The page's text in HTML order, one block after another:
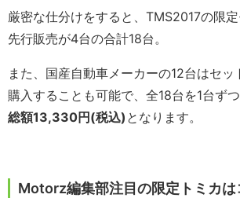
厳密な仕分けをすると、TMS2017の限定
先行販売が4台の合計18台。
また、国産自動車メーカーの12台はセ
購入することも可能で、全18台を1台ずつ
総額13,330円(税込) となります。
Motorz編集部注目の限定トミカは